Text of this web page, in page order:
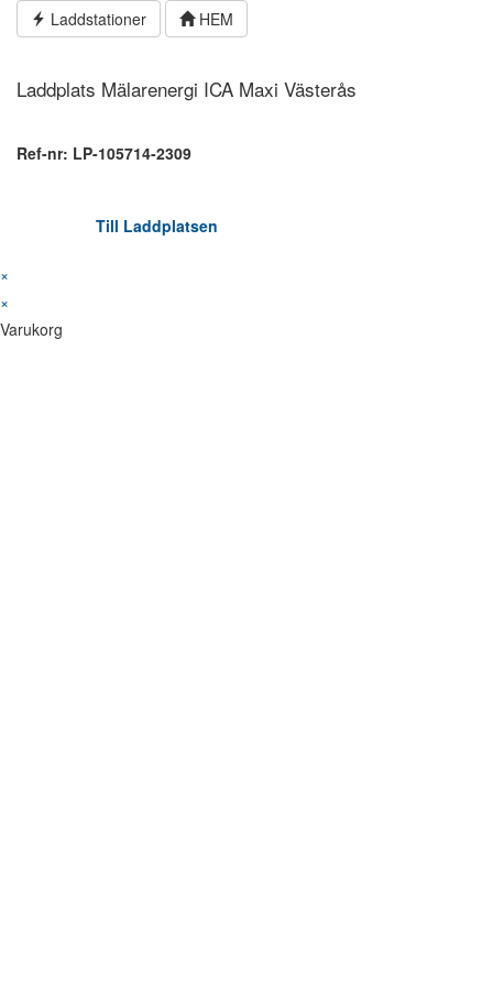
Hoppa Laddstationer HEM
Laddplats Mälarenergi ICA Maxi Västerås
Ref-nr: LP-105714-2309
Till Laddplatsen
×
×
Varukorg